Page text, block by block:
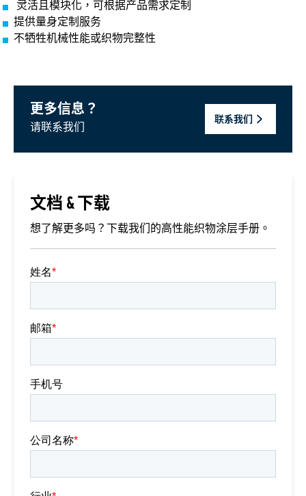
灵活且模块化，可根据产品需求定制
提供量身定制服务
不牺牲机械性能或织物完整性
更多信息？
请联系我们
联系我们
文档 & 下载
想了解更多吗？下载我们的高性能织物涂层手册。